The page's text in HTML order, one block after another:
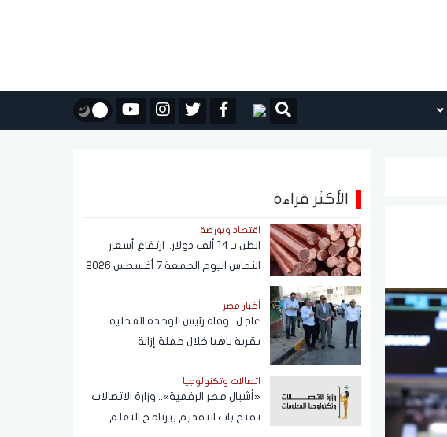
الأكثر قراءة
اقتصاد وبورصة
الطن بـ 14 ألف دولار.. ارتفاع أسعار
النحاس اليوم الجمعة 7 أغسطس 2026
أخبار مصر
عاجل.. وفاة رئيس الوحدة المحلية
بقرية ناهيا خلال حملة إزالة
اتصالات وتكنولوجيا
«أشبال مصر الرقمية».. وزارة الاتصالات
تفتح باب التقديم ببرنامج التعلم